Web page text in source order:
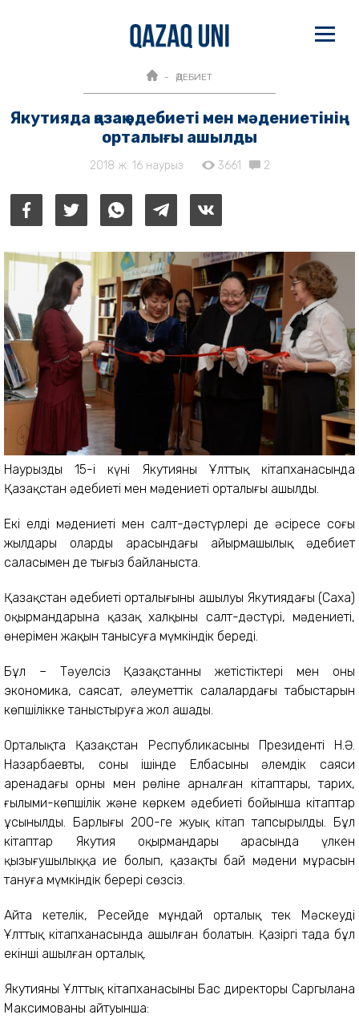
ӘДЕБИЕТ
Якутияда қазақ әдебиеті мен мәдениетінің
орталығы ашылды
2018 ж. 16 наурыз 3661 2
Наурыздың 15-і күні Якутияның Ұлттық кітапханасында
Қазақстан әдебиеті мен мәдениеті орталығы ашылды.
Екі елдің мәдениеті мен салт-дәстүрлері де әсіресе соңғы
жылдары олардың арасындағы айырмашылық әдебиет
саласымен де тығыз байланыста.
Қазақстан әдебиеті орталығының ашылуы Якутиядағы (Саха)
оқырмандарына қазақ халқының салт-дәстүрі, мәдениеті,
өнерімен жақын танысуға мүмкіндік береді.
Бұл – Тәуелсіз Қазақстанның жетістіктері мен оның
экономика, саясат, әлеуметтік салалардағы табыстарын
көпшілікке таныстыруға жол ашады.
Орталықта Қазақстан Республикасының Президенті Н.Ә.
Назарбаевтың, соның ішінде Елбасының әлемдік саяси
аренадағы орны мен рөліне арналған кітаптары, тарих,
ғылыми-көпшілік және көркем әдебиеті бойынша кітаптар
ұсынылды. Барлығы 200-ге жуық кітап тапсырылды. Бұл
кітаптар Якутия оқырмандары арасында үлкен
қызығушылыққа ие болып, қазақтың бай мәдени мұрасын
тануға мүмкіндік берері сөзсіз.
Айта кетелік, Ресейде мұндай орталық тек Мәскеудің
Ұлттық кітапханасында ашылған болатын. Қазіргі таңда бұл
екінші ашылған орталық.
Якутияның Ұлттық кітапханасының Бас директоры Саргылана
Максимованың айтуынша: